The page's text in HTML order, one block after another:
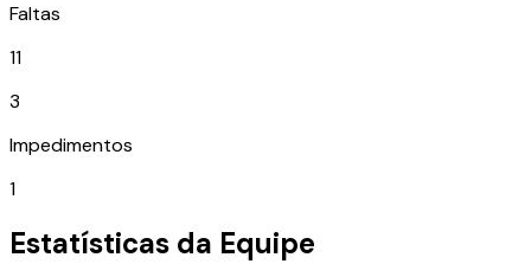
Faltas
11
3
Impedimentos
1
Estatísticas da Equipe